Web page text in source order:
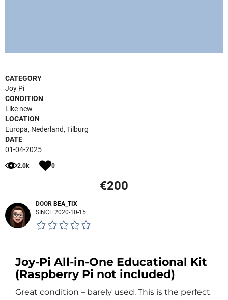
CATEGORY
Joy Pi
CONDITION
Like new
LOCATION
Europa, Nederland, Tilburg
DATE
01-04-2025
2.0k 0
€200
DOOR BEA_TIX
SINCE 2020-10-15
Joy-Pi All-in-One Educational Kit
(Raspberry Pi not included)
Great condition – barely used. This is the perfect